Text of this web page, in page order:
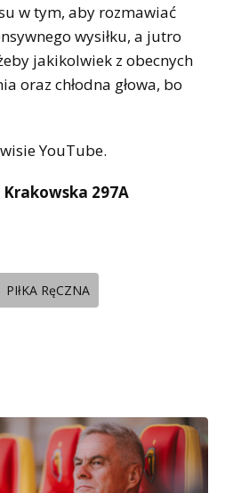
w tym, aby rozmawiać
wysiłku, a jutro
jakikolwiek z obecnych
oraz chłodna głowa, bo
YouTube.
297A
PIłKA RęCZNA